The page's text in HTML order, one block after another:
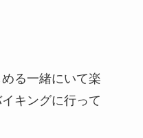
る一緒にいて楽
キングに行って